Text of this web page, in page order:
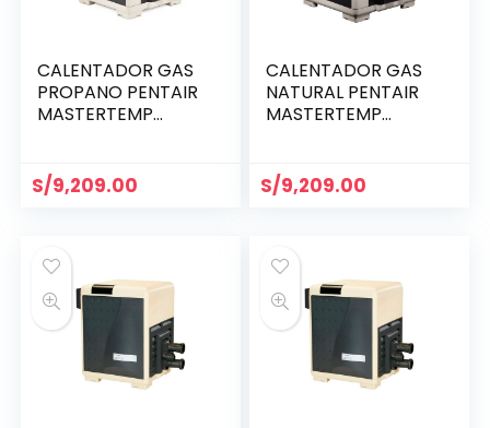
CALENTADOR GAS
PROPANO PENTAIR
MASTERTEMP
S/9,209.00
CALENTADOR GAS
NATURAL PENTAIR
MASTERTEMP
S/9,209.00